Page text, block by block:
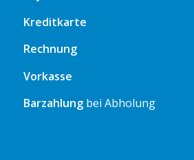
Kreditkarte
Rechnung
Vorkasse
Barzahlungbei Abholung